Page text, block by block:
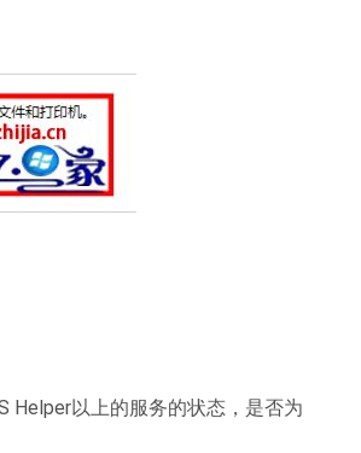
Helper以上的服务的状态，是否为